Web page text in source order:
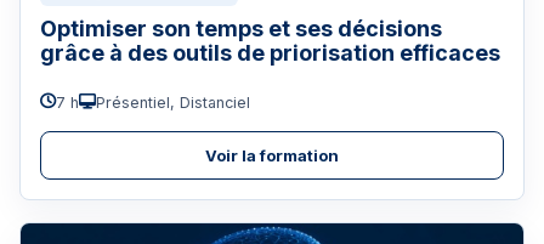
Optimiser son temps et ses décisions
grâce à des outils de priorisation efficaces
7 h Présentiel, Distanciel
Voir la formation